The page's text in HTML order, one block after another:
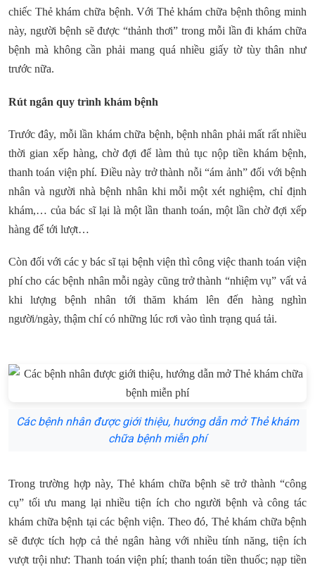
chiếc Thẻ khám chữa bệnh. Với Thẻ khám chữa bệnh thông minh
này, người bệnh sẽ được “thảnh thơi” trong mỗi lần đi khám chữa
bệnh mà không cần phải mang quá nhiều giấy tờ tùy thân như
trước nữa.
Rút ngắn quy trình khám bệnh
Trước đây, mỗi lần khám chữa bệnh, bệnh nhân phải mất rất nhiều
thời gian xếp hàng, chờ đợi để làm thủ tục nộp tiền khám bệnh,
thanh toán viện phí. Điều này trở thành nỗi “ám ảnh” đối với bệnh
nhân và người nhà bệnh nhân khi mỗi một xét nghiệm, chỉ định
khám,… của bác sĩ lại là một lần thanh toán, một lần chờ đợi xếp
hàng để tới lượt…
Còn đối với các y bác sĩ tại bệnh viện thì công việc thanh toán viện
phí cho các bệnh nhân mỗi ngày cũng trở thành “nhiệm vụ” vất vả
khi lượng bệnh nhân tới thăm khám lên đến hàng nghìn
người/ngày, thậm chí có những lúc rơi vào tình trạng quá tải.
Các bệnh nhân được giới thiệu, hướng dẫn mở Thẻ khám
chữa bệnh miễn phí
Trong trường hợp này, Thẻ khám chữa bệnh sẽ trở thành “công
cụ” tối ưu mang lại nhiều tiện ích cho người bệnh và công tác
khám chữa bệnh tại các bệnh viện. Theo đó, Thẻ khám chữa bệnh
sẽ được tích hợp cả thẻ ngân hàng với nhiều tính năng, tiện ích
vượt trội như: Thanh toán viện phí; thanh toán tiền thuốc; nạp tiền